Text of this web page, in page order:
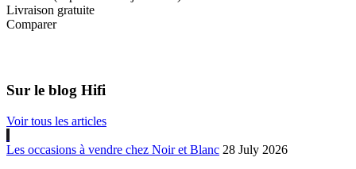
Livraison gratuite
Comparer
Sur le blog Hifi
Voir tous les articles
Les occasions à vendre chez Noir et Blanc 28 July 2026